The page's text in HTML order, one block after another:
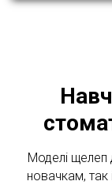
Моделі щелеп
новачкам, так